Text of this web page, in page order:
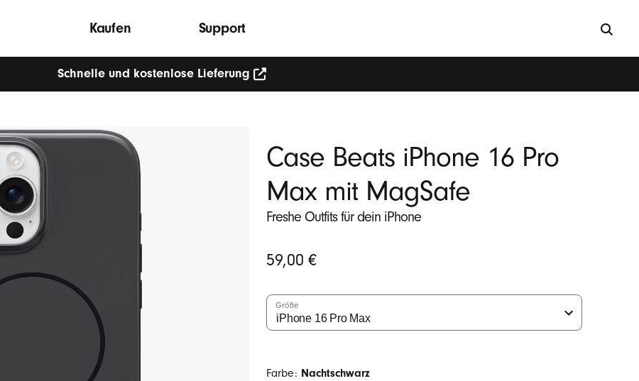
Kaufen Support
Schnelle und kostenlose Lieferung
Case Beats iPhone 16 Pro
Max mit MagSafe
Freshe Outfits für dein iPhone
Ursprünglicher
59,00 €
Größe
Farbe: Nachtschwarz